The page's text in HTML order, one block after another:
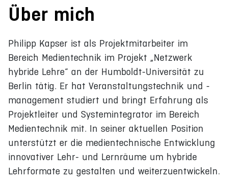
Über mich
Philipp Kapser ist als Projektmitarbeiter im
Bereich Medientechnik im Projekt „Netzwerk
hybride Lehre“ an der Humboldt-Universität zu
Berlin tätig. Er hat Veranstaltungstechnik und -
management studiert und bringt Erfahrung als
Projektleiter und Systemintegrator im Bereich
Medientechnik mit. In seiner aktuellen Position
unterstützt er die medientechnische Entwicklung
innovativer Lehr- und Lernräume um hybride
Lehrformate zu gestalten und weiterzuentwickeln.